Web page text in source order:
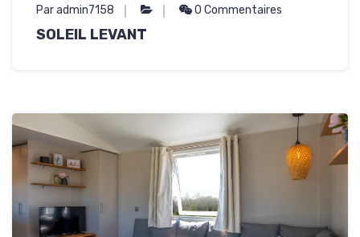
Par admin7158 0 Commentaires
SOLEIL LEVANT